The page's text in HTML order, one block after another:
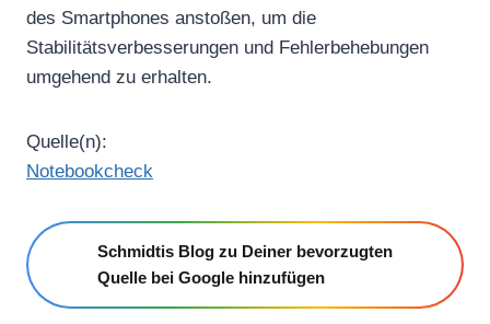
des Smartphones anstoßen, um die
Stabilitätsverbesserungen und Fehlerbehebungen
umgehend zu erhalten.
Quelle(n):
Notebookcheck
Schmidtis Blog zu Deiner bevorzugten
Quelle bei Google hinzufügen